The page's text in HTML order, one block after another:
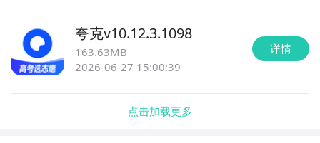
夸克v10.12.3.1098
163.63MB
2026-06-27 15:00:39
详情
点击加载更多